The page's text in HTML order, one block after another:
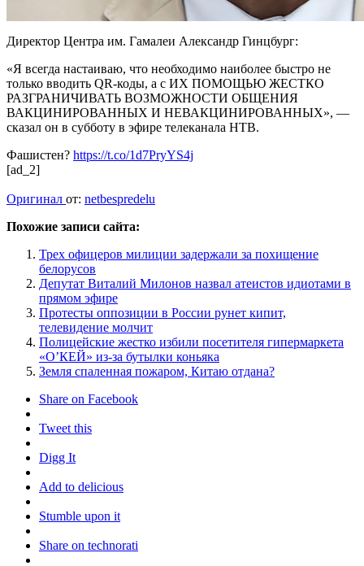
Директор Центра им. Гамалеи Александр Гинцбург:
«Я всегда настаиваю, что необходимо наиболее быстро не
только вводить QR-коды, а с ИХ ПОМОЩЬЮ ЖЕСТКО
РАЗГРАНИЧИВАТЬ ВОЗМОЖНОСТИ ОБЩЕНИЯ
ВАКЦИНИРОВАННЫХ И НЕВАКЦИНИРОВАННЫХ», —
сказал он в субботу в эфире телеканала НТВ.
Фашистен? https://t.co/1d7PryYS4j
[ad_2]
Оригинал от: netbespredelu
Похожие записи сайта:
Трех офицеров милиции задержали за похищение
белорусов
Депутат Виталий Милонов назвал атеистов идиотами в
прямом эфире
Протесты оппозиции в России рунет кипит,
телевидение молчит
Полицейские жестко избили посетителя гипермаркета
«О’КЕЙ» из-за бутылки коньяка
Земля спаленная пожаром, Китаю отдана?
Share on Facebook
Tweet this
Digg It
Add to delicious
Stumble upon it
Share on technorati